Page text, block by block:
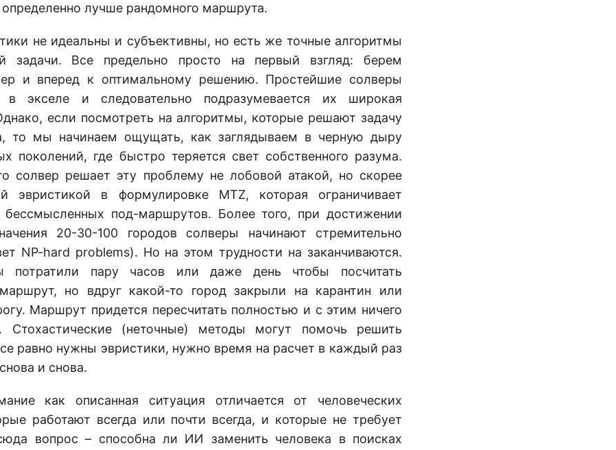
лучше рандомного маршрута.
не идеальны и субъективны, но есть же точные алгоритмы
задачи. Все предельно просто на первый взгляд: берем
и вперед к оптимальному решению. Простейшие солверы
экселе и следовательно подразумевается их широкая
если посмотреть на алгоритмы, которые решают задачу
то мы начинаем ощущать, как заглядываем в черную дыру
поколений, где быстро теряется свет собственного разума.
солвер решает эту проблему не лобовой атакой, но скорее
эвристикой в формулировке MTZ, которая ограничивает
бессмысленных под-маршрутов. Более того, при достижении
20-30-100 городов солверы начинают стремительно
NP-hard problems). Но на этом трудности на заканчиваются.
потратили пару часов или даже день чтобы посчитать
но вдруг какой-то город закрыли на карантин или
Маршрут придется пересчитать полностью и с этим ничего
Стохастические (неточные) методы могут помочь решить
равно нужны эвристики, нужно время на расчет в каждый раз
и снова.
как описанная ситуация отличается от человеческих
работают всегда или почти всегда, и которые не требует
вопрос – способна ли ИИ заменить человека в поисках